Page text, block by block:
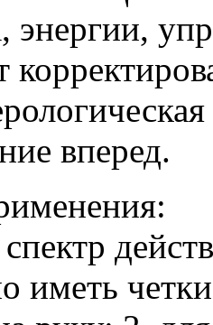
энергии,
вперед.
иметь